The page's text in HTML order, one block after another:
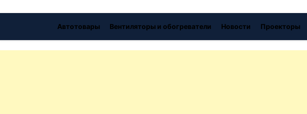
Автотовары Вентиляторы и обогреватели Новости Проекторы